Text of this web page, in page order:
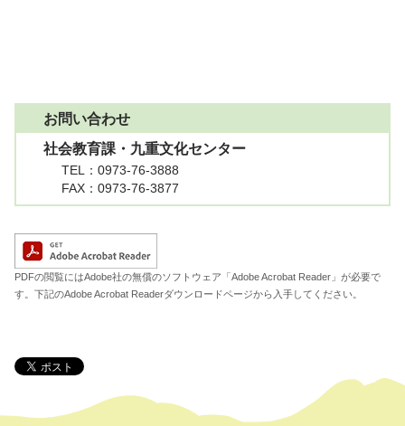
お問い合わせ
社会教育課・九重文化センター
TEL
：0973-76-3888
FAX ：0973-76-3877
PDFの閲覧にはAdobe社の無償のソフトウェア「Adobe Acrobat Reader」が必要で
す。下記のAdobe Acrobat Readerダウンロードページから入手してください。